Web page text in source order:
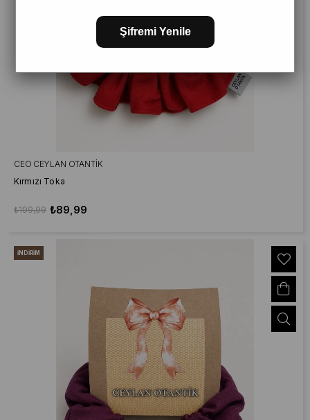
CEO CEYLAN OTANTIK
Kırmızı Toka
₺89,99
₺199,99
İNDIRIM
Şifremi Yenile